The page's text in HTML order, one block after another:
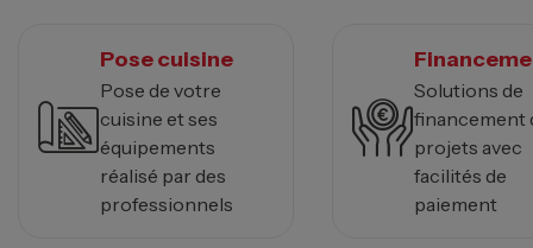
Pose cuisine
Pose de votre
cuisine et ses
équipements
réalisé par des
professionnels
Solutions de
financement
projets avec
facilités de
paiement